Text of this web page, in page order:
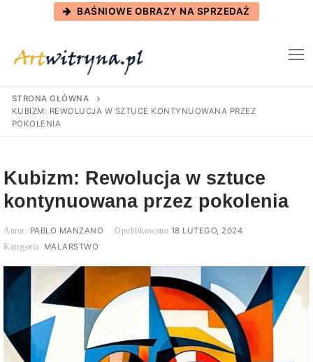
BAŚNIOWE OBRAZY NA SPRZEDAŻ
STRONA GŁÓWNA
KUBIZM: REWOLUCJA W SZTUCE KONTYNUOWANA PRZEZ
POKOLENIA
Kubizm: Rewolucja w sztuce
kontynuowana przez pokolenia
PABLO MANZANO
18 LUTEGO, 2024
MALARSTWO